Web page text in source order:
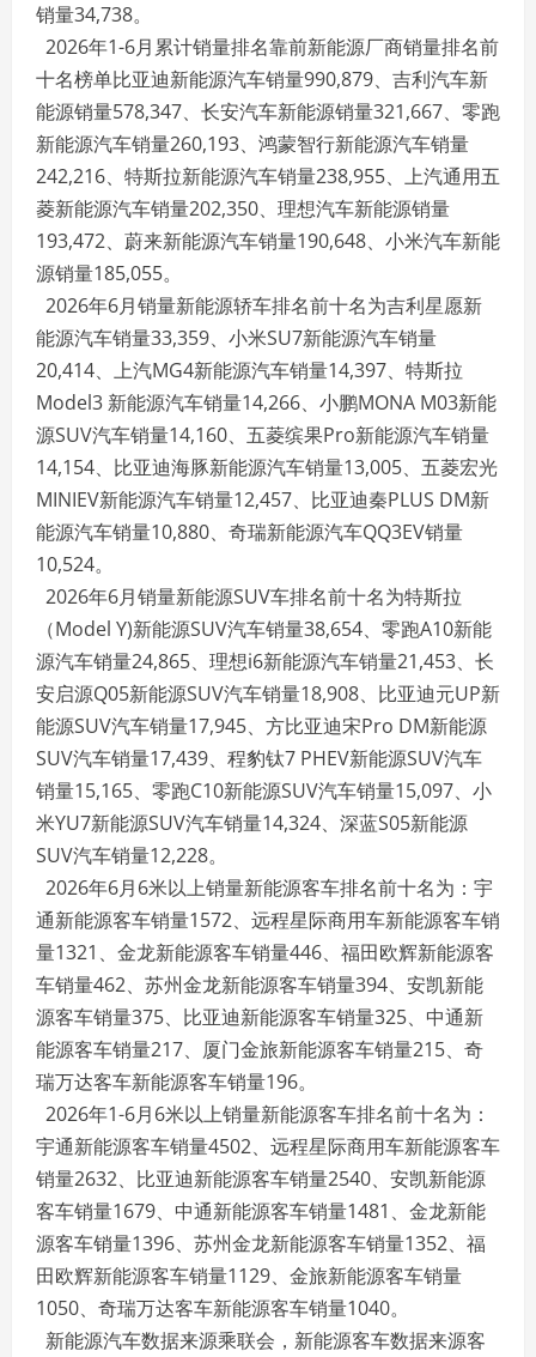
销量34,738。
2026年1-6月累计销量排名靠前新能源厂商销量排名前
十名榜单比亚迪新能源汽车销量990,879、吉利汽车新
能源销量578,347、长安汽车新能源销量321,667、零跑
新能源汽车销量260,193、鸿蒙智行新能源汽车销量
242,216、特斯拉新能源汽车销量238,955、上汽通用五
菱新能源汽车销量202,350、理想汽车新能源销量
193,472、蔚来新能源汽车销量190,648、小米汽车新能
源销量185,055。
2026年6月销量新能源轿车排名前十名为吉利星愿新
能源汽车销量33,359、小米SU7新能源汽车销量
20,414、上汽MG4新能源汽车销量14,397、特斯拉
Model3 新能源汽车销量14,266、小鹏MONA M03新能
源SUV汽车销量14,160、五菱缤果Pro新能源汽车销量
14,154、比亚迪海豚新能源汽车销量13,005、五菱宏光
MINIEV新能源汽车销量12,457、比亚迪秦PLUS DM新
能源汽车销量10,880、奇瑞新能源汽车QQ3EV销量
10,524。
2026年6月销量新能源SUV车排名前十名为特斯拉
（Model Y)新能源SUV汽车销量38,654、零跑A10新能
源汽车销量24,865、理想i6新能源汽车销量21,453、长
安启源Q05新能源SUV汽车销量18,908、比亚迪元UP新
能源SUV汽车销量17,945、方比亚迪宋Pro DM新能源
SUV汽车销量17,439、程豹钛7 PHEV新能源SUV汽车
销量15,165、零跑C10新能源SUV汽车销量15,097、小
米YU7新能源SUV汽车销量14,324、深蓝S05新能源
SUV汽车销量12,228。
2026年6月6米以上销量新能源客车排名前十名为：宇
通新能源客车销量1572、远程星际商用车新能源客车销
量1321、金龙新能源客车销量446、福田欧辉新能源客
车销量462、苏州金龙新能源客车销量394、安凯新能
源客车销量375、比亚迪新能源客车销量325、中通新
能源客车销量217、厦门金旅新能源客车销量215、奇
瑞万达客车新能源客车销量196。
2026年1-6月6米以上销量新能源客车排名前十名为：
宇通新能源客车销量4502、远程星际商用车新能源客车
销量2632、比亚迪新能源客车销量2540、安凯新能源
客车销量1679、中通新能源客车销量1481、金龙新能
源客车销量1396、苏州金龙新能源客车销量1352、福
田欧辉新能源客车销量1129、金旅新能源客车销量
1050、奇瑞万达客车新能源客车销量1040。
新能源汽车数据来源乘联会，新能源客车数据来源客